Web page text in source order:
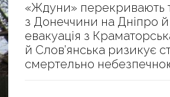
«Ждуни» перекривають
з Донеччини на Дніпро й
евакуація з
й Слов’янська ризикує
смертельно